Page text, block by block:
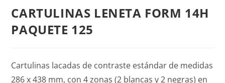
CARTULINAS LENETA FORM 14H
PAQUETE 125
Cartulinas lacadas de contraste estándar de medidas
286 x 438 mm, con 4 zonas (2 blancas y 2 negras) en